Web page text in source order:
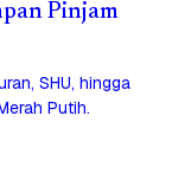
Pinjam
SHU, hingga
Putih.